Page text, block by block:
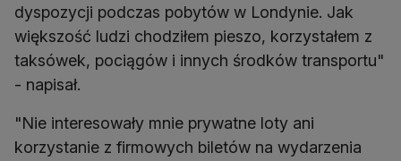
dyspozycji podczas pobytów w Londynie. Jak
większość ludzi chodziłem pieszo, korzystałem z
taksówek, pociągów i innych środków transportu"
- napisał.
"Nie interesowały mnie prywatne loty ani
korzystanie z firmowych biletów na wydarzenia